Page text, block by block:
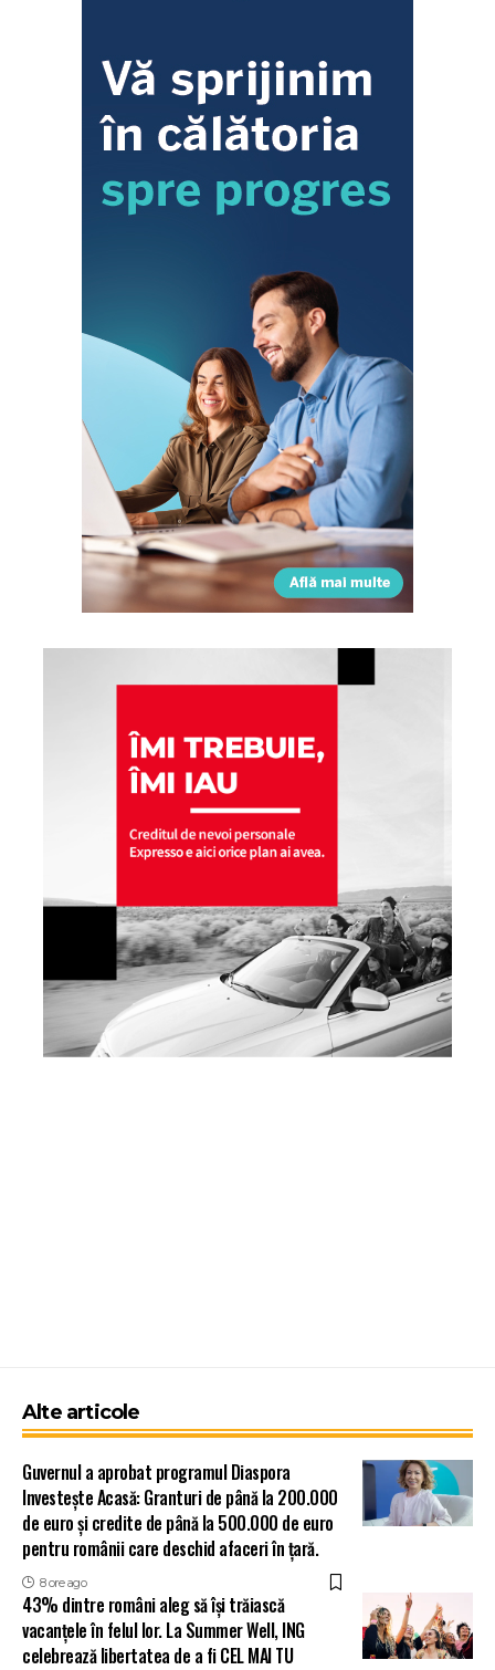
Alte articole
Guvernul a aprobat programul Diaspora
Investește Acasă: Granturi de până la 200.000
de euro și credite de până la 500.000 de euro
pentru românii care deschid afaceri în țară.
8 ore ago
43% dintre români aleg să își trăiască
vacanțele în felul lor. La Summer Well, ING
celebrează libertatea de a fi CEL MAI TU